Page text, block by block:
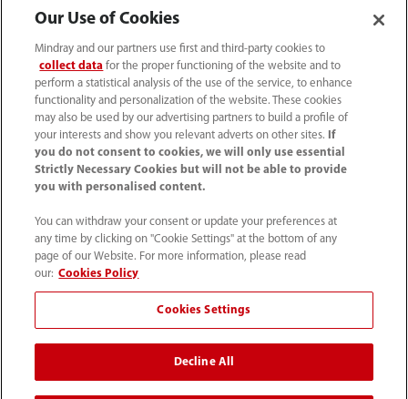
Tel: (34-91)392 3754 Fax: (34-91)088 9180
info.es@mindray.com
Condiciones de uso｜Mapa del sitio｜
Aviso sobre las cookies｜ Aviso de privacidad｜
Sistema Interno de Información
©2026 Shenzhen Mindray Bio-Medical Electronics Co., Ltd.
Todos los derechos reservados.
Los productos sanitarios arriba indicados son conformes
con la legislación vigente.
Our Use of Cookies
Mindray and our partners use first and third-party cookies to
collect data for the proper functioning of the website and to
perform a statistical analysis of the use of the service, to enhance
functionality and personalization of the website. These cookies
may also be used by our advertising partners to build a profile of
your interests and show you relevant adverts on other sites.
If
you do not consent to cookies, we will only use essential
Strictly Necessary Cookies but will not be able to provide
you with personalised content.
You can withdraw your consent or update your preferences at
any time by clicking on "Cookie Settings" at the bottom of any
page of our Website. For more information, please read
our: Cookies Policy
Cookies Settings
Decline All